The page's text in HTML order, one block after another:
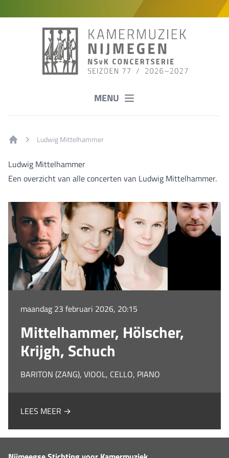
MENU
Ludwig Mittelhammer
Ludwig Mittelhammer
Een overzicht van alle concerten van Ludwig Mittelhammer.
maandag 23 februari 2026, 20:15
Mittelhammer, Hölscher,
Krijgh, Schuch
BARITON (ZANG), VIOOL, CELLO, PIANO
LEES MEER →